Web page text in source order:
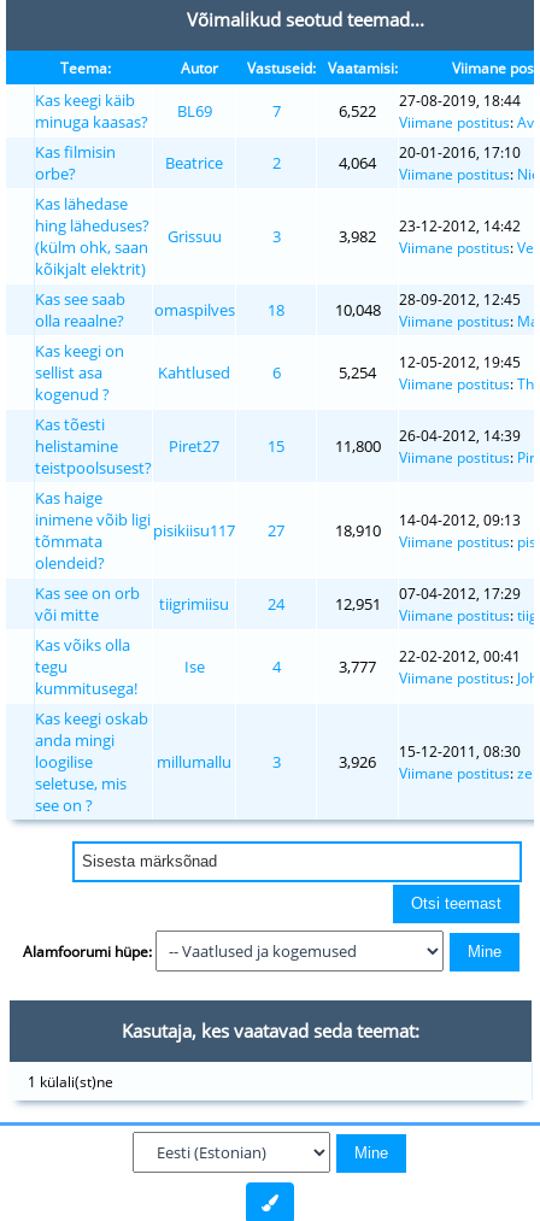
Võimalikud seotud teemad...
Teema: Autor Vastuseid: Vaatamisi: Viimane
Kas keegi käib
minuga kaasas?
BL69 7 6,522
27-08-2019, 18:44
Viimane postitus:
Kas filmisin
orbe?
Beatrice 2 4,064
20-01-2016, 17:10
Viimane postitus:
Kas lähedase
hing läheduses?
(külm ohk, saan
kõikjalt elektrit)
Grissuu 3 3,982
23-12-2012, 14:42
Viimane postitus:
Kas see saab
olla reaalne?
omaspilves 18 10,048
28-09-2012, 12:45
Viimane postitus:
Kas keegi on
sellist asa
kogenud ?
Kahtlused 6 5,254
12-05-2012, 19:45
Viimane postitus:
Kas tõesti
helistamine
teistpoolsusest?
Piret27 15 11,800
26-04-2012, 14:39
Viimane postitus:
Kas haige
inimene võib ligi
tõmmata
olendeid?
pisikiisu117 27 18,910
14-04-2012, 09:13
Viimane postitus:
Kas see on orb
või mitte
tiigrimiisu 24 12,951
07-04-2012, 17:29
Viimane postitus:
Kas võiks olla
tegu
kummitusega!
Ise 4 3,777
22-02-2012, 00:41
Viimane postitus:
Kas keegi oskab
anda mingi
loogilise
seletuse, mis
see on ?
millumallu 3 3,926
15-12-2011, 08:30
Viimane postitus:
Alamfoorumi hüpe:
Kasutaja, kes vaatavad seda teemat:
1 külali(st)ne